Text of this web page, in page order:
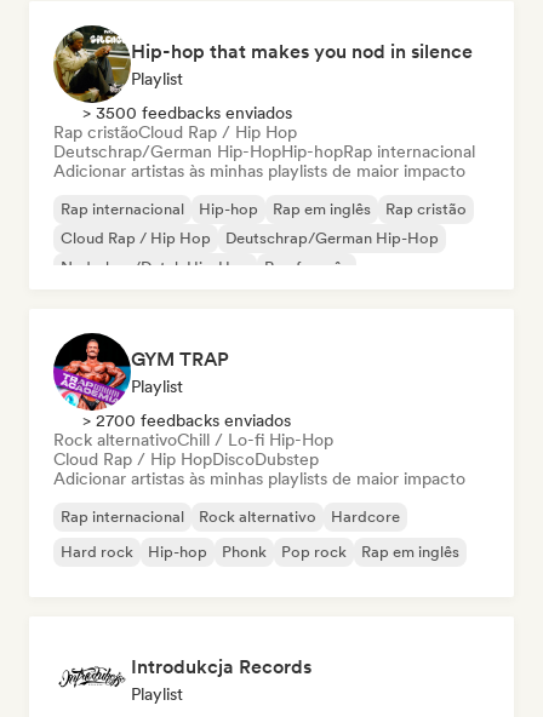
Hip-hop that makes you nod in silence
Playlist
> 3500 feedbacks enviados
Rap cristãoCloud Rap / Hip Hop
Deutschrap/German Hip-HopHip-hopRap internacional
Adicionar artistas às minhas playlists de maior impacto
Rap internacional Hip-hop Rap em inglês
Rap cristão
Cloud Rap / Hip Hop
Deutschrap/German Hip-Hop
Nederhop/Dutch Hip-Hop
Rap francês
GYM TRAP
Playlist
> 2700 feedbacks enviados
Rock alternativoChill / Lo-fi Hip-Hop
Cloud Rap / Hip HopDiscoDubstep
Adicionar artistas às minhas playlists de maior impacto
Rap internacional Rock alternativo
Hardcore
Hard rock
Hip-hop Phonk Pop rock Rap em inglês
Introdukcja Records
Playlist